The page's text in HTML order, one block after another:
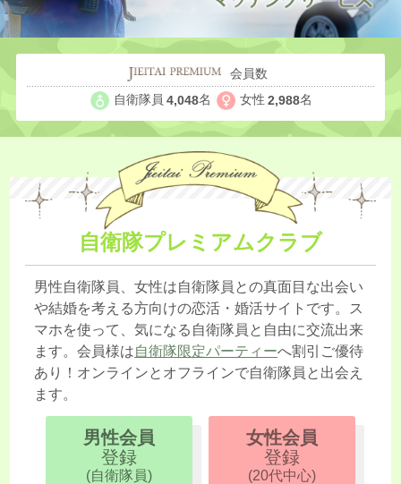
会員数
自衛隊員 4,048名 女性 2,988名
自衛隊プレミアムクラブ
男性自衛隊員、女性は自衛隊員との真面目な出会い
や結婚を考える方向けの恋活・婚活サイトです。ス
マホを使って、気になる自衛隊員と自由に交流出来
ます。会員様は自衛隊限定パーティーへ割引ご優待
あり！オンラインとオフラインで自衛隊員と出会え
ます。
男性会員
登録
(自衛隊員)
女性会員
登録
(20代中心)